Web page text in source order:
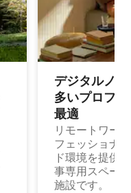
デジタルノ
多⁠いプ⁠ロ⁠フ⁠
最⁠適
リモートワー
フェッショナ
ド環境を提供
事専用スペー
施設です。